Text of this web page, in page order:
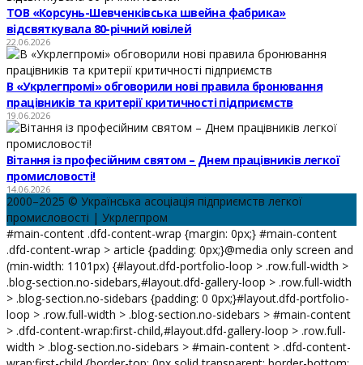
ТОВ «Корсунь-Шевченківська швейна фабрика»
відсвяткувала 80-річний ювілей
22.06.2026
В «Укрлегпромі» обговорили нові правила бронювання
працівників та критерії критичності підприємств
19.06.2026
Вітання із професійним святом – Днем працівників легкої
промисловості!
14.06.2026
2000–2025 © Українська асоціація підприємств легкої
промисловості | Укрлегпром
#main-content .dfd-content-wrap {margin: 0px;} #main-content
.dfd-content-wrap > article {padding: 0px;}@media only screen and
(min-width: 1101px) {#layout.dfd-portfolio-loop > .row.full-width >
.blog-section.no-sidebars,#layout.dfd-gallery-loop > .row.full-width
> .blog-section.no-sidebars {padding: 0 0px;}#layout.dfd-portfolio-
loop > .row.full-width > .blog-section.no-sidebars > #main-content
> .dfd-content-wrap:first-child,#layout.dfd-gallery-loop > .row.full-
width > .blog-section.no-sidebars > #main-content > .dfd-content-